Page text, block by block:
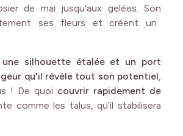
de mai jusqu'aux gelées. Son
ses fleurs et créent un
une silhouette étalée et un port
qu'il révèle tout son potentiel,
! De quoi couvrir rapidement de
comme les talus, qu’il stabilisera